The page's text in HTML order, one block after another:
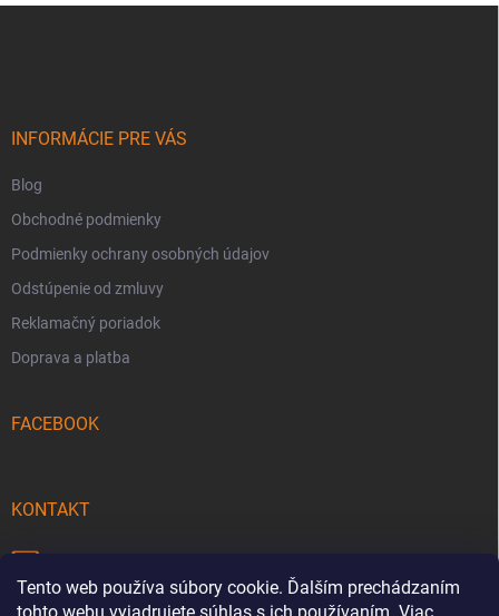
Tento web používa súbory cookie. Ďalším prechádzaním
INFORMÁCIE PRE VÁS
Blog
Obchodné podmienky
Podmienky ochrany osobných údajov
Odstúpenie od zmluvy
Reklamačný poriadok
Doprava a platba
FACEBOOK
KONTAKT
0940 644 322